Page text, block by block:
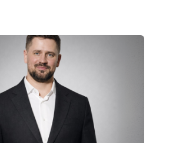
ВТОРОЕ
МЕСТО
НА
МЕЖДУНАРОДНОЙ
ОЛИМПИАДЕ